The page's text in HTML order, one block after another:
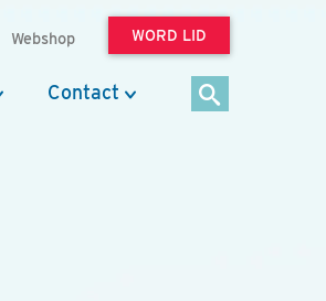
Webshop WORD LID
Contact